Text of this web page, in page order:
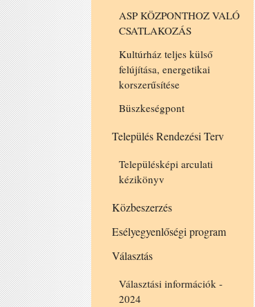
ASP KÖZPONTHOZ VALÓ
CSATLAKOZÁS
Kultúrház teljes külső
felújítása, energetikai
korszerűsítése
Büszkeségpont
Település Rendezési Terv
Településképi arculati
kézikönyv
Közbeszerzés
Esélyegyenlőségi program
Választás
Választási információk -
2024